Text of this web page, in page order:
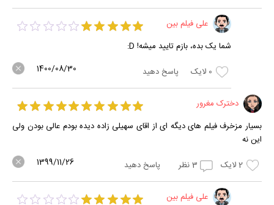
علی فیلم بین
شما یک بده، بازم تایید میشه! D:
0 لایک پاسخ دهید 1400/08/30
دخترک مغرور
بسیار مزخرف فیلم های دیگه ای از اقای سهیلی زاده دیده بودم عالی بودن ولی
این نه
2لایک 3نظر پاسخ دهید 1399/11/26
علی فیلم بین